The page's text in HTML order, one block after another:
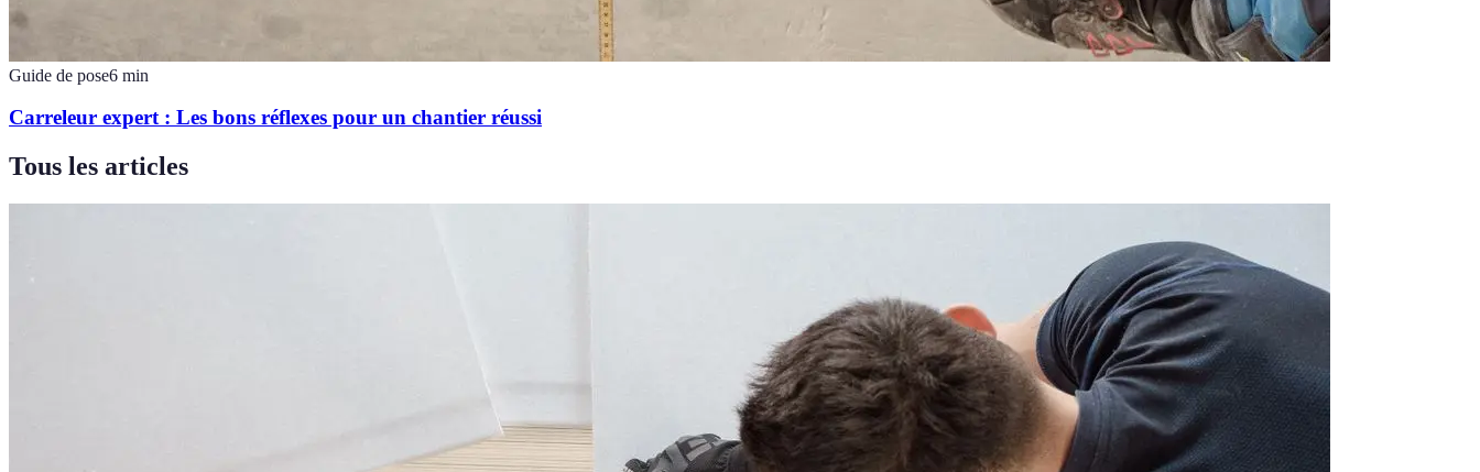
Guide de pose6 min
Carreleur expert : Les bons réflexes pour un chantier réussi
Tous les articles